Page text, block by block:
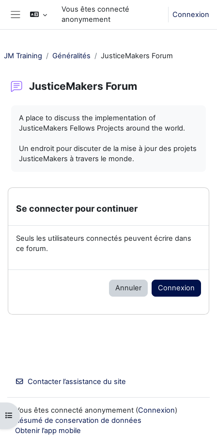
Passer au contenu principal
Panneau latéral
Vous êtes connecté
anonymement
Connexion
Ouvrir l’index du cours
JM Training Généralités JusticeMakers Forum
JusticeMakers Forum
A place to discuss the implementation of
JusticeMakers Fellows Projects around the world.
Un endroit pour discuter de la mise à jour des projets
JusticeMakers à travers le monde.
Se connecter pour continuer
Seuls les utilisateurs connectés peuvent écrire dans
ce forum.
Annuler Connexion
Contacter l’assistance du site
Vous êtes connecté anonymement (Connexion)
Résumé de conservation de données
Obtenir l’app mobile